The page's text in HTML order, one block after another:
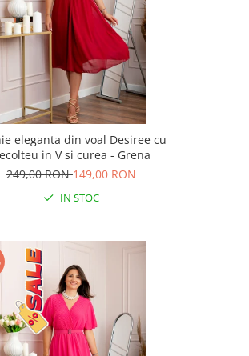
eleganta din voal Desiree cu
in V si curea - Grena
249,00 RON149,00 RON
IN STOC